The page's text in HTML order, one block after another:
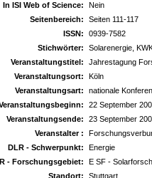
In ISI Web of Science:
Nein
Seitenbereich:
Seiten 111-117
ISSN:
0939-7582
Stichwörter:
Solarenergie,
Veranstaltungstitel:
Jahrestagung
Veranstaltungsort:
Köln
Veranstaltungsart:
nationale
22 September
Veranstaltungsende:
23 September
Veranstalter :
DLR - Schwerpunkt:
Energie
- Forschungsgebiet:
E SF -
Standort:
Stuttgart